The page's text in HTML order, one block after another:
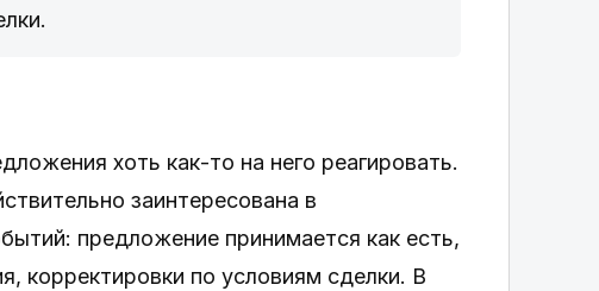
хоть как-то на него реагировать.
заинтересована в
предложение принимается как есть,
корректировки по условиям сделки. В